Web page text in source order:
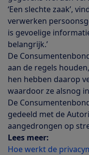
‘Een slechte zaak’,
verwerken
is gevoelige
belangrijk.’
De
aan de regels
hen hebben daarop
waardoor ze alsnog
De
gedeeld met de
aangedrongen op
Lees meer:
Hoe werkt de